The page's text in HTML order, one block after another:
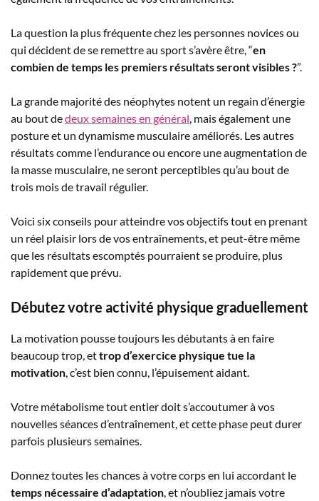
La question la plus fréquente chez les personnes novices ou
qui décident de se remettre au sport s’avère être, “en
combien de temps les premiers résultats seront visibles ?”.
La grande majorité des néophytes notent un regain d’énergie
au bout dedeux semaines en général , mais également une
posture et un dynamisme musculaire améliorés. Les autres
résultats comme l’endurance ou encore une augmentation de
la masse musculaire, ne seront perceptibles qu’au bout de
trois mois de travail régulier.
Voici six conseils pour atteindre vos objectifs tout en prenant
un réel plaisir lors de vos entraînements, et peut-être même
que les résultats escomptés pourraient se produire, plus
rapidement que prévu.
Débutez votre activité physique graduellement
La motivation pousse toujours les débutants à en faire
beaucoup trop, ettrop d’exercice physique tue la
motivation , c’est bien connu, l’épuisement aidant.
Votre métabolisme tout entier doit s’accoutumer à vos
nouvelles séances d’entraînement, et cette phase peut durer
parfois plusieurs semaines.
Donnez toutes les chances à votre corps en lui accordant le
temps nécessaire d’adaptation , et n’oubliez jamais votre